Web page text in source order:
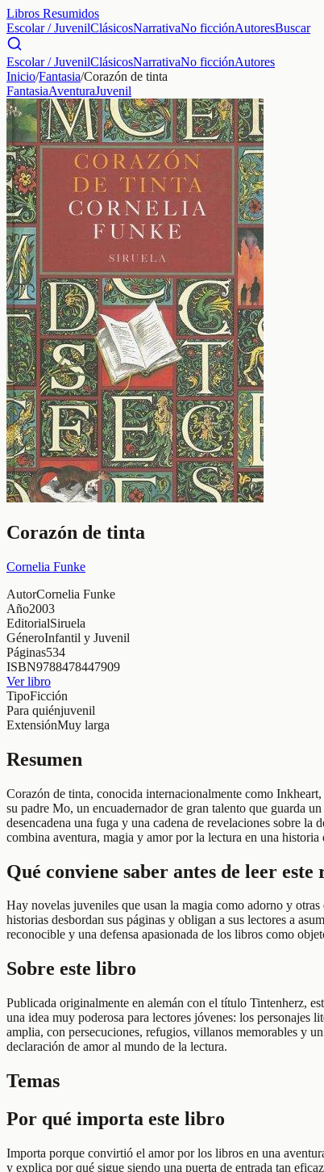
Libros Resumidos
Escolar / JuvenilClásicosNarrativaNo ficciónAutoresBuscar
Escolar / JuvenilClásicosNarrativaNo ficciónAutores
Inicio/Fantasia/Corazón de tinta
FantasiaAventuraJuvenil
Corazón de tinta
Cornelia Funke
AutorCornelia Funke
Año2003
EditorialSiruela
GéneroInfantil y Juvenil
Páginas534
ISBN9788478447909
Ver libro
TipoFicción
Para quiénjuvenil
ExtensiónMuy larga
Resumen
Corazón de tinta, conocida internacionalmente como
su padre Mo, un encuadernador de gran talento que guarda
desencadena una fuga y una cadena de revelaciones sobre
combina aventura, magia y amor por la lectura en una
Qué conviene saber antes de leer este
Hay novelas juveniles que usan la magia como adorno y
historias desbordan sus páginas y obligan a sus lectores a
reconocible y una defensa apasionada de los libros como
Sobre este libro
Publicada originalmente en alemán con el título Tintenherz,
una idea muy poderosa para lectores jóvenes: los personajes
amplia, con persecuciones, refugios, villanos memorables y
declaración de amor al mundo de la lectura.
Temas
Por qué importa este libro
Importa porque convirtió el amor por los libros en una
y explica por qué sigue siendo una puerta de entrada tan